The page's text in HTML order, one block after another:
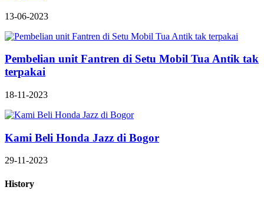
13-06-2023
Pembelian unit Fantren di Setu Mobil Tua Antik tak
terpakai
18-11-2023
Kami Beli Honda Jazz di Bogor
29-11-2023
History